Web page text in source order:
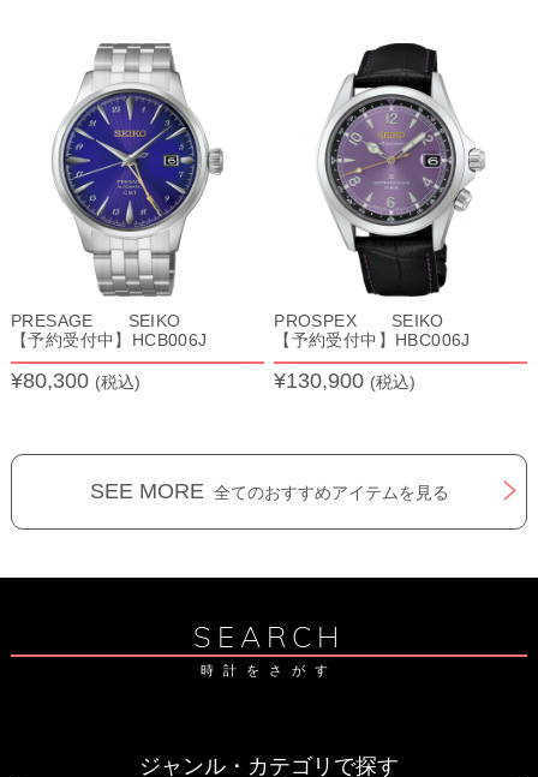
PRESAGE SEIKO
【予約受付中】HCB006J
¥80,300 (税込)
PROSPEX SEIKO
【予約受付中】HBC006J
¥130,900 (税込)
SEE MORE 全てのおすすめアイテムを見る
SEARCH
時計をさがす
ジャンル・カテゴリで探す